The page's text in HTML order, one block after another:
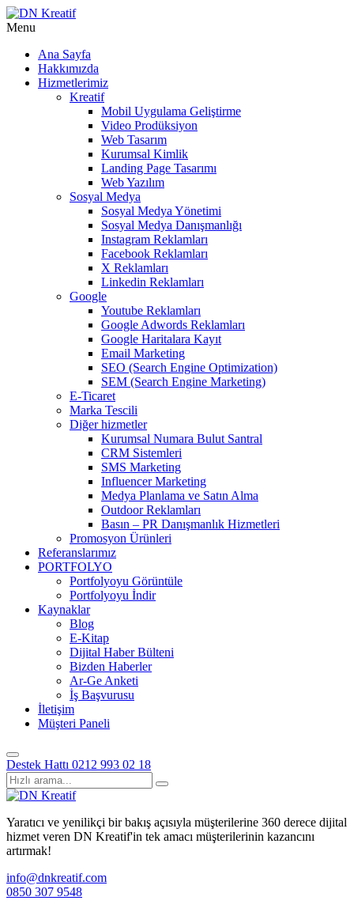
Menu
Ana Sayfa
Hakkımızda
Hizmetlerimiz
Kreatif
Mobil Uygulama Geliştirme
Video Prodüksiyon
Web Tasarım
Kurumsal Kimlik
Landing Page Tasarımı
Web Yazılım
Sosyal Medya
Sosyal Medya Yönetimi
Sosyal Medya Danışmanlığı
Instagram Reklamları
Facebook Reklamları
X Reklamları
Linkedin Reklamları
Google
Youtube Reklamları
Google Adwords Reklamları
Google Haritalara Kayıt
Email Marketing
SEO (Search Engine Optimization)
SEM (Search Engine Marketing)
E-Ticaret
Marka Tescili
Diğer hizmetler
Kurumsal Numara Bulut Santral
CRM Sistemleri
SMS Marketing
Influencer Marketing
Medya Planlama ve Satın Alma
Outdoor Reklamları
Basın – PR Danışmanlık Hizmetleri
Promosyon Ürünleri
Referanslarımız
PORTFOLYO
Portfolyoyu Görüntüle
Portfolyoyu İndir
Kaynaklar
Blog
E-Kitap
Dijital Haber Bülteni
Bizden Haberler
Ar-Ge Anketi
İş Başvurusu
İletişim
Müşteri Paneli
Destek Hattı 0212 993 02 18
Yaratıcı ve yenilikçi bir bakış açısıyla müşterilerine 360 derece dijital
hizmet veren DN Kreatif'in tek amacı müşterilerinin kazancını
artırmak!
info@dnkreatif.com
0850 307 9548